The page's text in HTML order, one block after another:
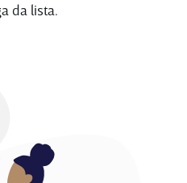
da lista.